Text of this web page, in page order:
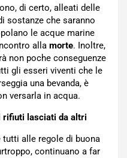
di certo, alleati delle
sostanze che saranno
le acque marine
alla morte. Inoltre,
non poche conseguenze
gli esseri viventi che le
una bevanda, è
versarla in acqua.
rifiuti lasciati da altri
tutti alle regole di buona
continuano a far